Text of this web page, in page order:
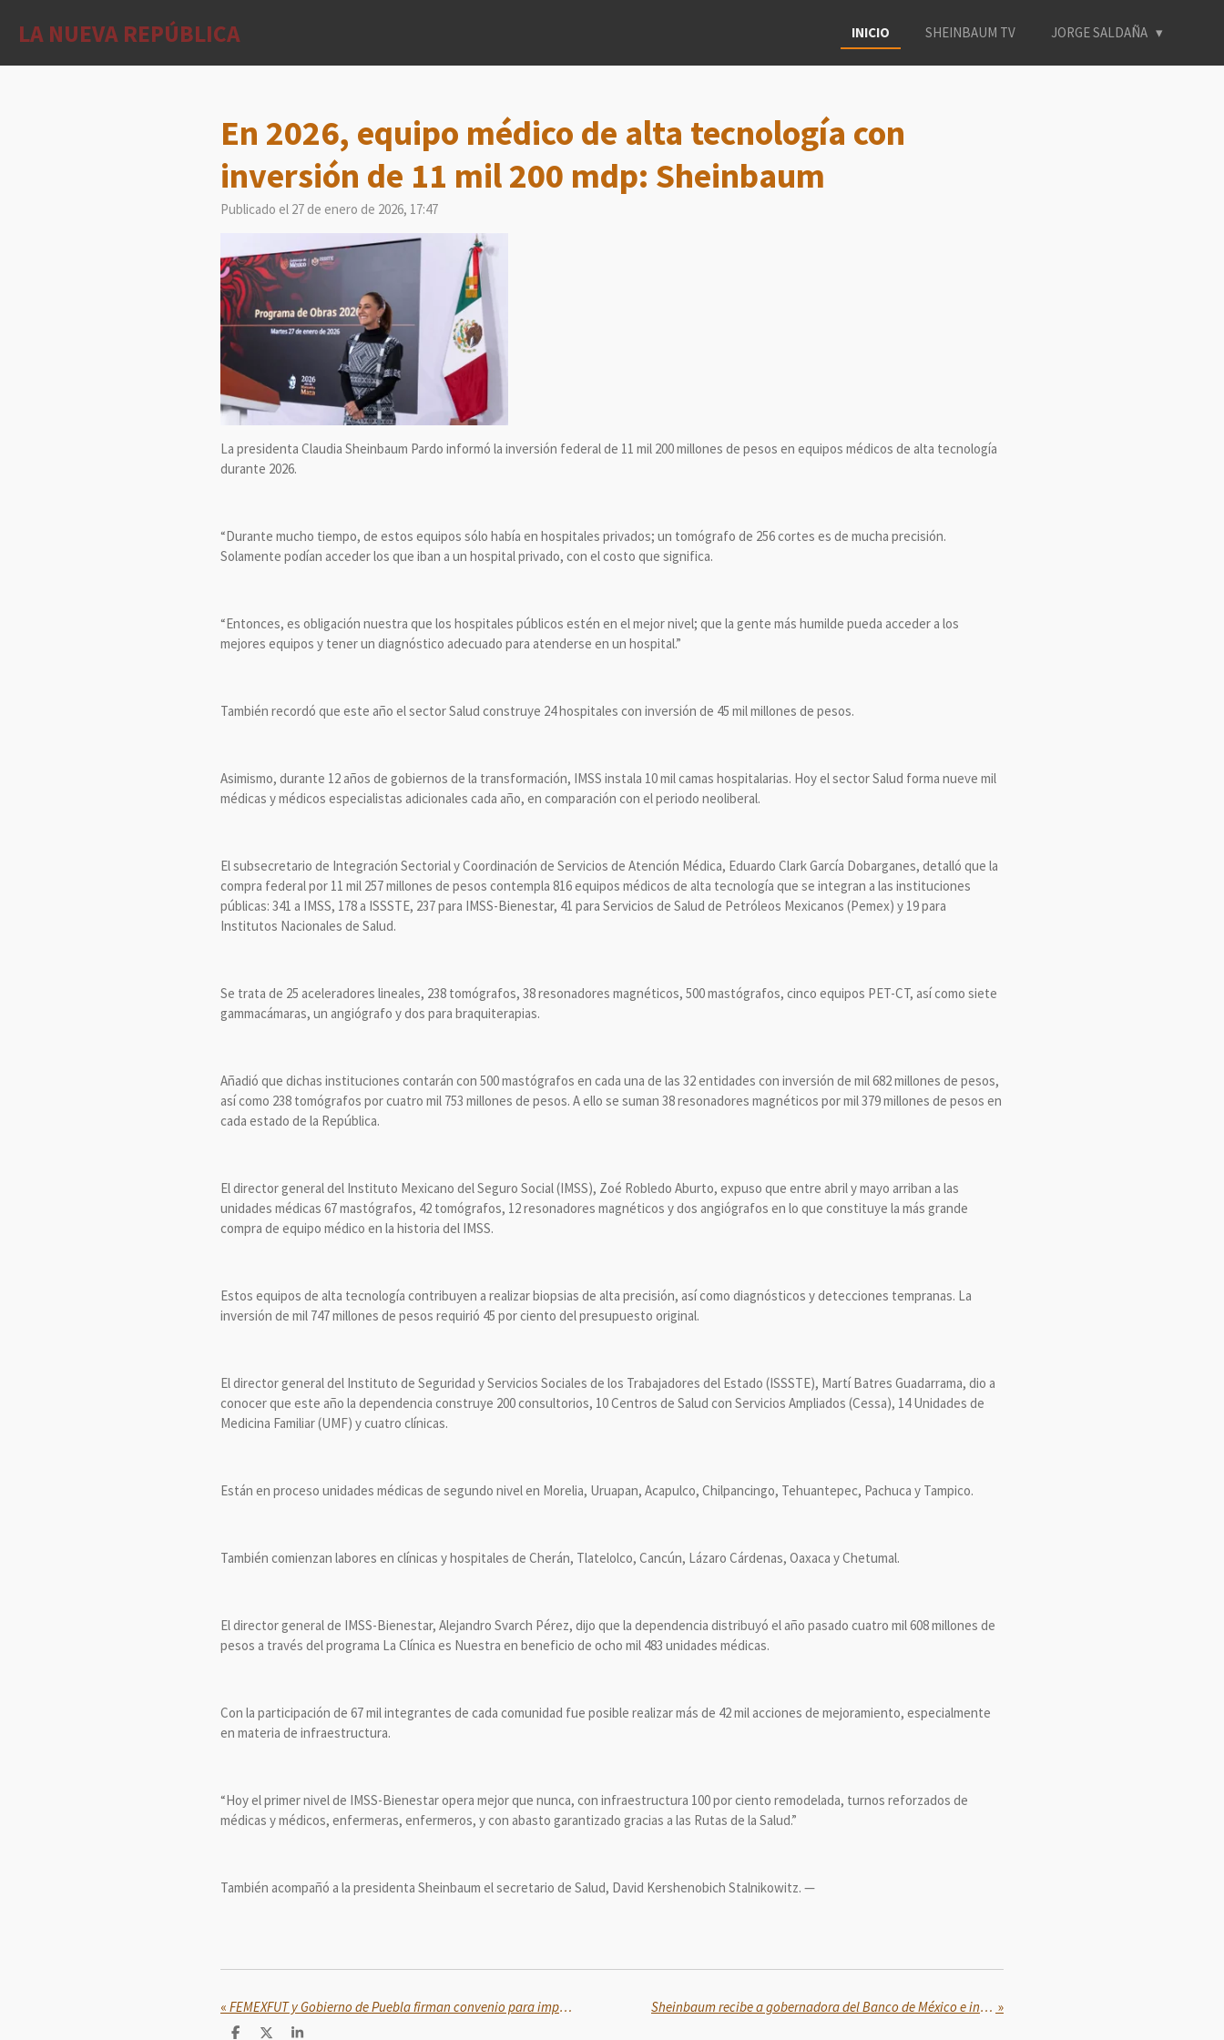
LA NUEVA REPÚBLICA INICIO SHEINBAUM TV JORGE SALDAÑA
En 2026, equipo médico de alta tecnología con
inversión de 11 mil 200 mdp: Sheinbaum
Publicado el 27 de enero de 2026, 17:47
La presidenta Claudia Sheinbaum Pardo informó la inversión federal de 11 mil 200 millones de pesos en equipos médicos de alta tecnología
durante 2026.
“Durante mucho tiempo, de estos equipos sólo había en hospitales privados; un tomógrafo de 256 cortes es de mucha precisión.
Solamente podían acceder los que iban a un hospital privado, con el costo que significa.
“Entonces, es obligación nuestra que los hospitales públicos estén en el mejor nivel; que la gente más humilde pueda acceder a los
mejores equipos y tener un diagnóstico adecuado para atenderse en un hospital.”
También recordó que este año el sector Salud construye 24 hospitales con inversión de 45 mil millones de pesos.
Asimismo, durante 12 años de gobiernos de la transformación, IMSS instala 10 mil camas hospitalarias. Hoy el sector Salud forma nueve mil
médicas y médicos especialistas adicionales cada año, en comparación con el periodo neoliberal.
El subsecretario de Integración Sectorial y Coordinación de Servicios de Atención Médica, Eduardo Clark García Dobarganes, detalló que la
compra federal por 11 mil 257 millones de pesos contempla 816 equipos médicos de alta tecnología que se integran a las instituciones
públicas: 341 a IMSS, 178 a ISSSTE, 237 para IMSS-Bienestar, 41 para Servicios de Salud de Petróleos Mexicanos (Pemex) y 19 para
Institutos Nacionales de Salud.
Se trata de 25 aceleradores lineales, 238 tomógrafos, 38 resonadores magnéticos, 500 mastógrafos, cinco equipos PET-CT, así como siete
gammacámaras, un angiógrafo y dos para braquiterapias.
Añadió que dichas instituciones contarán con 500 mastógrafos en cada una de las 32 entidades con inversión de mil 682 millones de pesos,
así como 238 tomógrafos por cuatro mil 753 millones de pesos. A ello se suman 38 resonadores magnéticos por mil 379 millones de pesos en
cada estado de la República.
El director general del Instituto Mexicano del Seguro Social (IMSS), Zoé Robledo Aburto, expuso que entre abril y mayo arriban a las
unidades médicas 67 mastógrafos, 42 tomógrafos, 12 resonadores magnéticos y dos angiógrafos en lo que constituye la más grande
compra de equipo médico en la historia del IMSS.
Estos equipos de alta tecnología contribuyen a realizar biopsias de alta precisión, así como diagnósticos y detecciones tempranas. La
inversión de mil 747 millones de pesos requirió 45 por ciento del presupuesto original.
El director general del Instituto de Seguridad y Servicios Sociales de los Trabajadores del Estado (ISSSTE), Martí Batres Guadarrama, dio a
conocer que este año la dependencia construye 200 consultorios, 10 Centros de Salud con Servicios Ampliados (Cessa), 14 Unidades de
Medicina Familiar (UMF) y cuatro clínicas.
Están en proceso unidades médicas de segundo nivel en Morelia, Uruapan, Acapulco, Chilpancingo, Tehuantepec, Pachuca y Tampico.
También comienzan labores en clínicas y hospitales de Cherán, Tlatelolco, Cancún, Lázaro Cárdenas, Oaxaca y Chetumal.
El director general de IMSS-Bienestar, Alejandro Svarch Pérez, dijo que la dependencia distribuyó el año pasado cuatro mil 608 millones de
pesos a través del programa La Clínica es Nuestra en beneficio de ocho mil 483 unidades médicas.
Con la participación de 67 mil integrantes de cada comunidad fue posible realizar más de 42 mil acciones de mejoramiento, especialmente
en materia de infraestructura.
“Hoy el primer nivel de IMSS-Bienestar opera mejor que nunca, con infraestructura 100 por ciento remodelada, turnos reforzados de
médicas y médicos, enfermeras, enfermeros, y con abasto garantizado gracias a las Rutas de la Salud.”
También acompañó a la presidenta Sheinbaum el secretario de Salud, David Kershenobich Stalnikowitz. —
« FEMEXFUT y Gobierno de Puebla firman convenio para impulsar talentos en UDEP Sheinbaum recibe a gobernadora del Banco de México e integrantes de ABM »